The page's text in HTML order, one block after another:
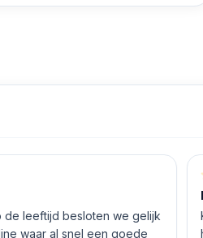
met de handige herlaadfunctie.
de WG56G2Z41 wasmachine zijn
Stop" waterbeveiligingssysteem.
De wasmachine heeft
de leeftijd besloten we gelijk
waar al snel een goede